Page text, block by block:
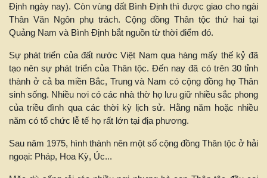
Định ngày nay). Còn vùng đất Bình Định thì được giao cho ngài
Thân Văn Ngôn phụ trách. Cộng đồng Thân tộc thứ hai tại
Quảng Nam và Bình Định bắt nguồn từ thời điểm đó.
Sự phát triển của đất nước Việt Nam qua hàng mấy thế kỷ đã
tạo nên sự phát triển của Thân tộc. Đến nay đã có trên 30 tỉnh
thành ở cả ba miền Bắc, Trung và Nam có cộng đồng họ Thân
sinh sống. Nhiều nơi có các nhà thờ họ lưu giữ nhiều sắc phong
của triều đình qua các thời kỳ lịch sử. Hằng năm hoặc nhiều
năm có tổ chức lễ tế họ rất lớn tại địa phương.
Sau năm 1975, hình thành nên một số cộng đồng Thân tộc ở hải
ngoại: Pháp, Hoa Kỳ, Úc...